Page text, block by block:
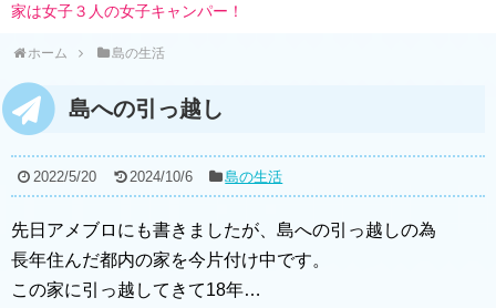
家は女子３人の女子キャンパー！
ホーム 島の生活
島への引っ越し
2022/5/20 2024/10/6 島の生活
先日アメブロにも書きましたが、島への引っ越しの為
長年住んだ都内の家を今片付け中です。
この家に引っ越してきて18年…